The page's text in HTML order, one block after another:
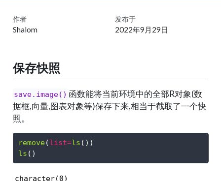
作者
Shalom
发布于
2022年9月29日
保存快照
save.image() 函数能将当前环境中的全部R对象(数
据框,向量,图表对象等)保存下来,相当于截取了一个快
照。
remove (list=ls ())
ls ()
character(0)